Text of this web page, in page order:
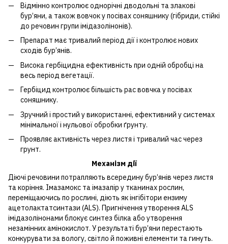
Відмінно контролює однорічні дводольні та злакові
бур’яни, а також вовчок у посівах соняшнику (гібриди, стійкі
до речовин групи імідазолінонів).
Препарат має тривалий період дії і контролює нових
сходів бур’янів.
Висока гербіцидна ефективність при одній обробці на
весь період вегетації.
Гербіцид контролює більшість рас вовчка у посівах
соняшнику.
Зручний і простий у використанні, ефективний у системах
мінімальної і нульової обробки ґрунту.
Проявляє активність через листя і тривалий час через
грунт.
Механізм дії
Діючі речовини потрапляють всередину бур’янів через листя
та коріння. Імазамокс та імазапір у тканинах рослин,
переміщаючись по рослині, діють як інгібітори ензиму
ацетолактатсинтази (ALS). Пригнічення утворення ALS
імідазолінонами блокує синтез білка або утворення
незамінних амінокислот. У результаті бур’яни перестають
конкурувати за вологу, світло й поживні елементи та гинуть.